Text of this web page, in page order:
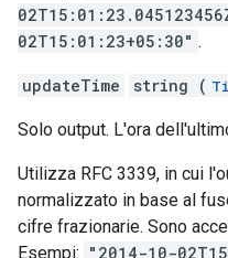
02T15:01:23+05:30" .
updateTime string (
Solo output. L'ora
Utilizza RFC 3339, in cui
normalizzato in base al
cifre frazionarie. Sono
Esempi: "2014-10-